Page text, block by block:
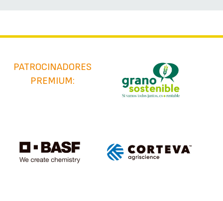
PATROCINADORES
PREMIUM: